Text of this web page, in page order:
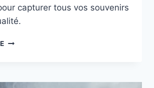
capturer tous vos souvenirs
LA
LES